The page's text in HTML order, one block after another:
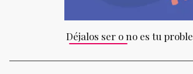
Déjalos ser o no es tu